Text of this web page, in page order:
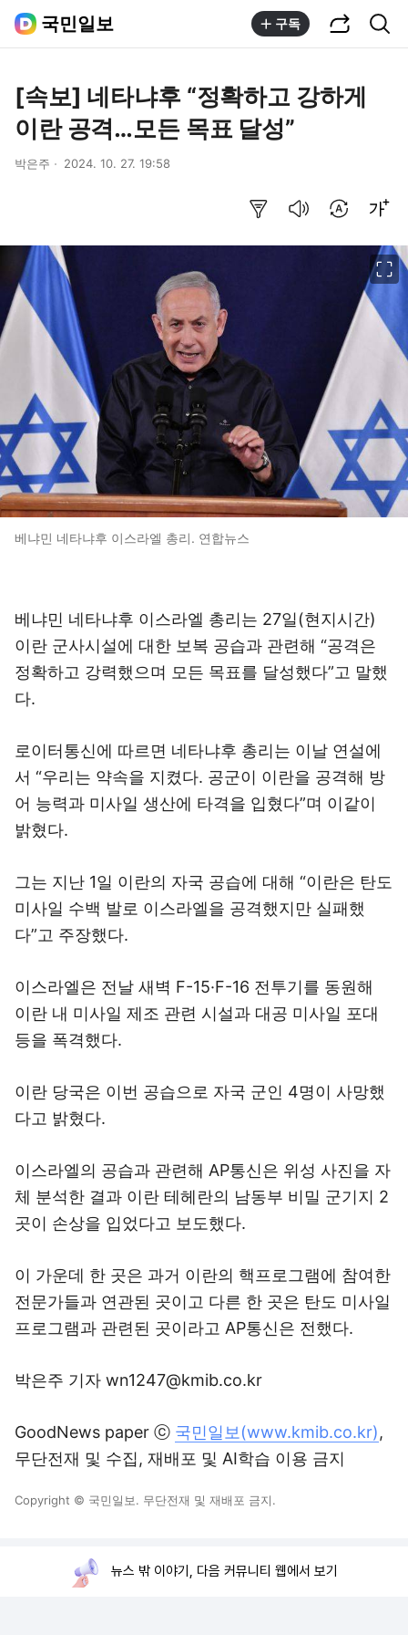
국민일보 구독
[속보] 네타냐후 “정확하고 강하게
이란 공격…모든 목표 달성”
박은주 2024. 10. 27. 19:58
베냐민 네타냐후 이스라엘 총리. 연합뉴스
베냐민 네타냐후 이스라엘 총리는 27일(현지시간)
이란 군사시설에 대한 보복 공습과 관련해 “공격은
정확하고 강력했으며 모든 목표를 달성했다”고 말했
다.
로이터통신에 따르면 네타냐후 총리는 이날 연설에
서 “우리는 약속을 지켰다. 공군이 이란을 공격해 방
어 능력과 미사일 생산에 타격을 입혔다”며 이같이
밝혔다.
그는 지난 1일 이란의 자국 공습에 대해 “이란은 탄도
미사일 수백 발로 이스라엘을 공격했지만 실패했
다”고 주장했다.
이스라엘은 전날 새벽 F-15·F-16 전투기를 동원해
이란 내 미사일 제조 관련 시설과 대공 미사일 포대
등을 폭격했다.
이란 당국은 이번 공습으로 자국 군인 4명이 사망했
다고 밝혔다.
이스라엘의 공습과 관련해 AP통신은 위성 사진을 자
체 분석한 결과 이란 테헤란의 남동부 비밀 군기지 2
곳이 손상을 입었다고 보도했다.
이 가운데 한 곳은 과거 이란의 핵프로그램에 참여한
전문가들과 연관된 곳이고 다른 한 곳은 탄도 미사일
프로그램과 관련된 곳이라고 AP통신은 전했다.
박은주 기자 wn1247@kmib.co.kr
GoodNews paper ⓒ 국민일보(www.kmib.co.kr),
무단전재 및 수집, 재배포 및 AI학습 이용 금지
Copyright © 국민일보. 무단전재 및 재배포 금지.
뉴스 밖 이야기, 다음 커뮤니티 웹에서 보기